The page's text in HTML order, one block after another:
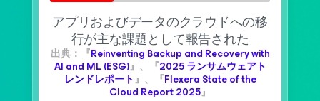
アプリおよびデータのクラウドへの移
行が主な課題として報告された
出典：『Reinventing Backup and Recovery with
AI and ML (ESG)』、『2025 ランサムウェアト
レンドレポート』、『Flexera State of the
Cloud Report 2025』